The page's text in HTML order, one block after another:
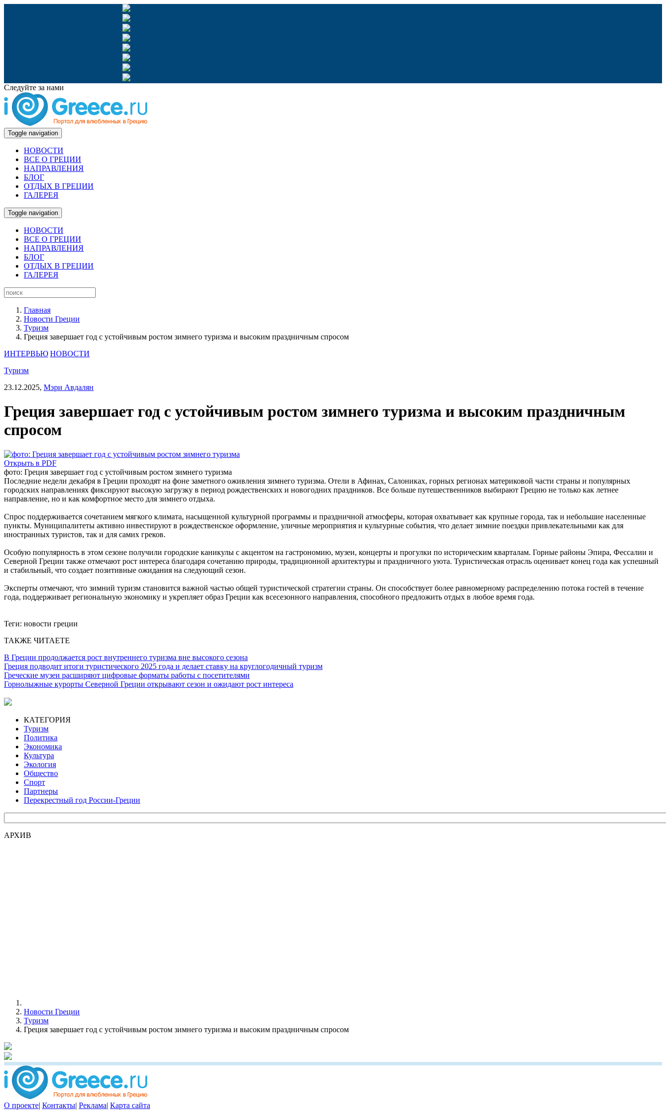
Следуйте за нами
Toggle navigation
НОВОСТИ
ВСЕ О ГРЕЦИИ
НАПРАВЛЕНИЯ
БЛОГ
ОТДЫХ В ГРЕЦИИ
ГАЛЕРЕЯ
Toggle navigation
НОВОСТИ
ВСЕ О ГРЕЦИИ
НАПРАВЛЕНИЯ
БЛОГ
ОТДЫХ В ГРЕЦИИ
ГАЛЕРЕЯ
Главная
Новости Греции
Туризм
Греция завершает год с устойчивым ростом зимнего туризма и высоким праздничным спросом
ИНТЕРВЬЮ НОВОСТИ
Туризм
23.12.2025, Мэри Авдалян
Греция завершает год с устойчивым ростом зимнего туризма и высоким праздничным
спросом
Открыть в PDF
фото: Греция завершает год с устойчивым ростом зимнего туризма
Последние недели декабря в Греции проходят на фоне заметного оживления зимнего туризма. Отели в Афинах, Салониках, горных регионах материковой части страны и популярных
городских направлениях фиксируют высокую загрузку в период рождественских и новогодних праздников. Все больше путешественников выбирают Грецию не только как летнее
направление, но и как комфортное место для зимнего отдыха.
Спрос поддерживается сочетанием мягкого климата, насыщенной культурной программы и праздничной атмосферы, которая охватывает как крупные города, так и небольшие населенные
пункты. Муниципалитеты активно инвестируют в рождественское оформление, уличные мероприятия и культурные события, что делает зимние поездки привлекательными как для
иностранных туристов, так и для самих греков.
Особую популярность в этом сезоне получили городские каникулы с акцентом на гастрономию, музеи, концерты и прогулки по историческим кварталам. Горные районы Эпира, Фессалии и
Северной Греции также отмечают рост интереса благодаря сочетанию природы, традиционной архитектуры и праздничного уюта. Туристическая отрасль оценивает конец года как успешный
и стабильный, что создает позитивные ожидания на следующий сезон.
Эксперты отмечают, что зимний туризм становится важной частью общей туристической стратегии страны. Он способствует более равномерному распределению потока гостей в течение
года, поддерживает региональную экономику и укрепляет образ Греции как всесезонного направления, способного предложить отдых в любое время года.
Теги: новости греции
ТАКЖЕ ЧИТАЕТЕ
В Греции продолжается рост внутреннего туризма вне высокого сезона
Греция подводит итоги туристического 2025 года и делает ставку на круглогодичный туризм
Греческие музеи расширяют цифровые форматы работы с посетителями
Горнолыжные курорты Северной Греции открывают сезон и ожидают рост интереса
КАТЕГОРИЯ
Туризм
Политика
Экономика
Культура
Экология
Общество
Спорт
Партнеры
Перекрестный год России-Греции
АРХИВ
Новости Греции
Туризм
Греция завершает год с устойчивым ростом зимнего туризма и высоким праздничным спросом
О проекте| Контакты| Реклама| Карта сайта